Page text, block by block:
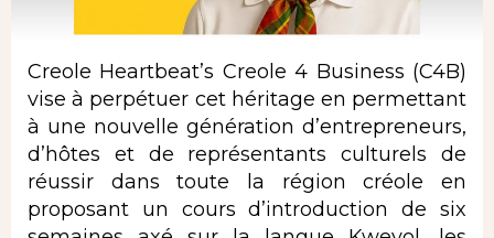
Creole Heartbeat’s Creole 4 Business (C4B)
vise à perpétuer cet héritage en permettant
à une nouvelle génération d’entrepreneurs,
d’hôtes et de représentants culturels de
réussir dans toute la région créole en
proposant un cours d’introduction de six